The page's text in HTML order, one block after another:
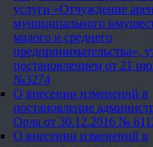
услуги «Отчуждение
муниципального
малого и среднего
предпринимательства»,
постановлением от 21
№3274
О внесении изменений в
постановление
Орла от 30.12.2016 №
О внесении изменений в